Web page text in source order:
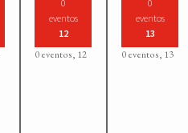
0
eventos
12
0 eventos, 12
0
eventos
13
0 eventos, 13